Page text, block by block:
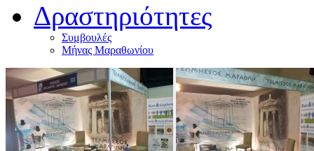
Δραστηριότητες
Συμβουλές
Μήνας Μαραθωνίου